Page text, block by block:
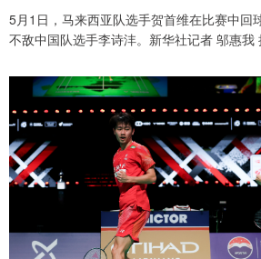
5月1日，马来西亚队选手贺首维在比赛中回
不敌中国队选手李诗沣。新华社记者 邬惠我